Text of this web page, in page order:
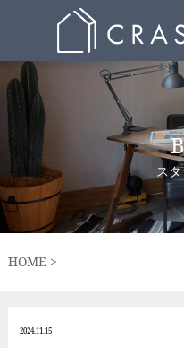
ス
HOME
2024.11.15